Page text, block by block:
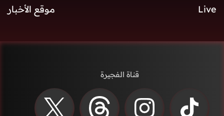
Live
موقع الأخبار
قناة الفجيرة